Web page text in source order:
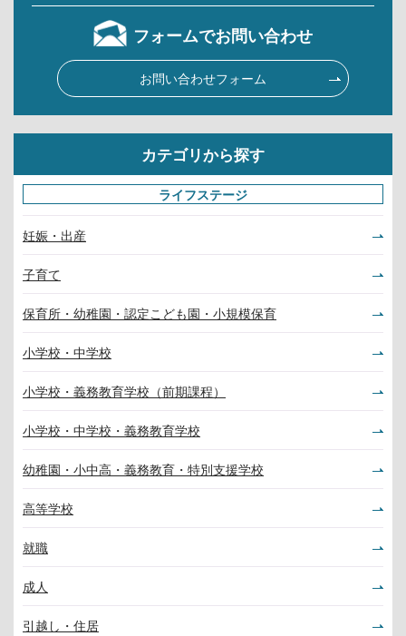
フォームでお問い合わせ
お問い合わせフォーム
カテゴリから探す
ライフステージ
妊娠・出産
子育て
保育所・幼稚園・認定こども園・小規模保育
小学校・中学校
小学校・義務教育学校（前期課程）
小学校・中学校・義務教育学校
幼稚園・小中高・義務教育・特別支援学校
高等学校
就職
成人
引越し・住居